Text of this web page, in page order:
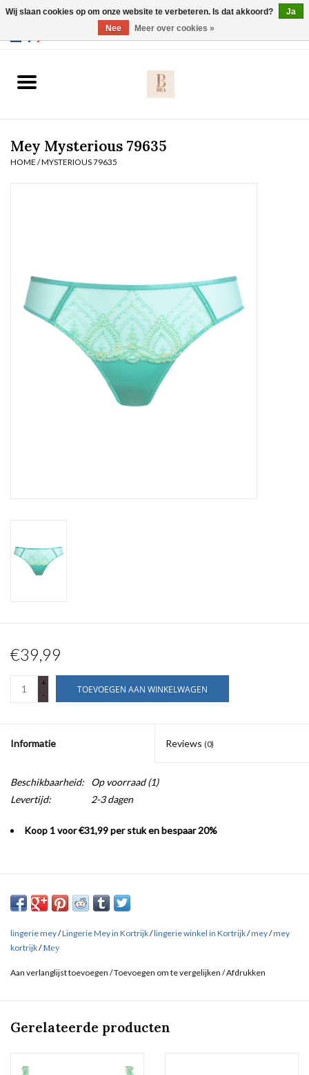
Slip
Homewear
Mey Mysterious 79635
HOME /MYSTERIOUS 79635
€39,99
+
-
TOEVOEGEN AAN WINKELWAGEN
Informatie Reviews (0)
Beschikbaarheid: Op voorraad(1)
Levertijd:
2-3 dagen
Koop 1 voor €31,99 per stuk en bespaar 20%
lingerie mey/Lingerie Mey in Kortrijk/lingerie winkel in Kortrijk/mey/mey
kortrijk/Mey
Aan verlanglijst toevoegen /Toevoegen om te vergelijken /Afdrukken
Gerelateerde producten
Wij slaan cookies op om onze website te verbeteren. Is dat akkoord?
Ja
Nee
Meer over cookies »
Webshop werkt met EU maten. .